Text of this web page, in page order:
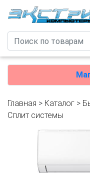
Главная > Каталог >
Сплит системы